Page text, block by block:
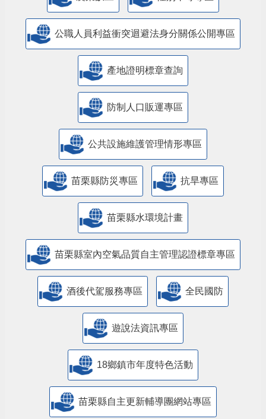
公職人員利益衝突迴避法身分關係公開專區
產地證明標章查詢
防制人口販運專區
​公共設施維護管理情形專區
苗栗縣防災專區 抗旱專區
苗栗縣水環境計畫
苗栗縣室內空氣品質自主管理認證標章專區
酒後代駕服務專區 全民國防
遊說法資訊專區
18鄉鎮市年度特色活動
苗栗縣自主更新輔導團網站專區